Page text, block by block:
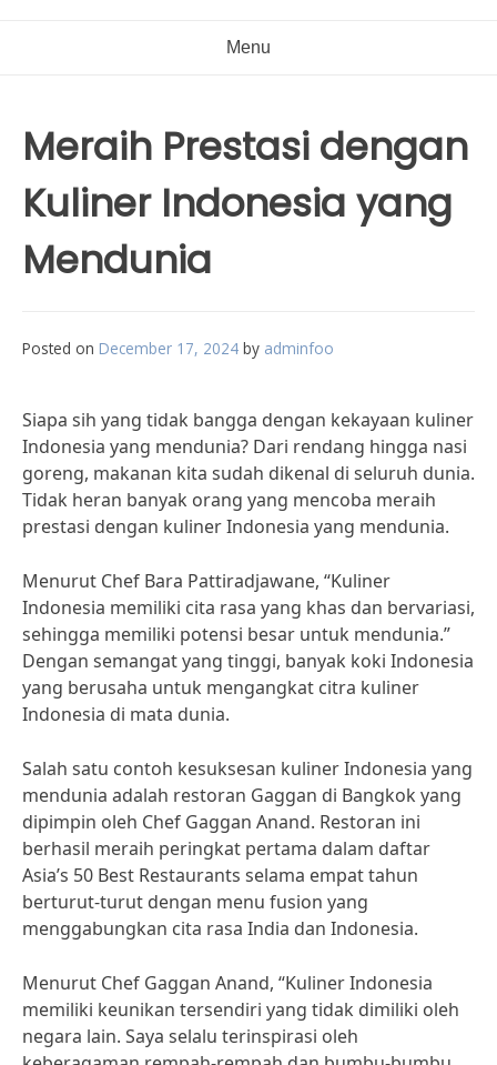
Menu
Meraih Prestasi dengan
Kuliner Indonesia yang
Mendunia
Posted on December 17, 2024 by adminfoo
Siapa sih yang tidak bangga dengan kekayaan kuliner
Indonesia yang mendunia? Dari rendang hingga nasi
goreng, makanan kita sudah dikenal di seluruh dunia.
Tidak heran banyak orang yang mencoba meraih
prestasi dengan kuliner Indonesia yang mendunia.
Menurut Chef Bara Pattiradjawane, “Kuliner
Indonesia memiliki cita rasa yang khas dan bervariasi,
sehingga memiliki potensi besar untuk mendunia.”
Dengan semangat yang tinggi, banyak koki Indonesia
yang berusaha untuk mengangkat citra kuliner
Indonesia di mata dunia.
Salah satu contoh kesuksesan kuliner Indonesia yang
mendunia adalah restoran Gaggan di Bangkok yang
dipimpin oleh Chef Gaggan Anand. Restoran ini
berhasil meraih peringkat pertama dalam daftar
Asia’s 50 Best Restaurants selama empat tahun
berturut-turut dengan menu fusion yang
menggabungkan cita rasa India dan Indonesia.
Menurut Chef Gaggan Anand, “Kuliner Indonesia
memiliki keunikan tersendiri yang tidak dimiliki oleh
negara lain. Saya selalu terinspirasi oleh